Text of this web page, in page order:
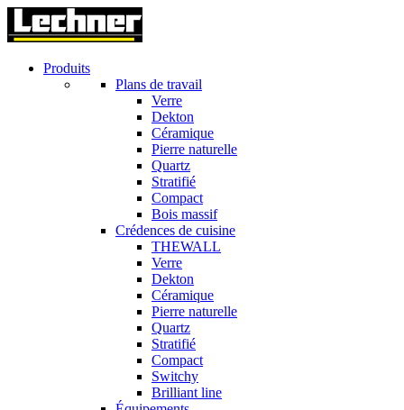
Produits
Plans de travail
Verre
Dekton
Céramique
Pierre naturelle
Quartz
Stratifié
Compact
Bois massif
Crédences de cuisine
THEWALL
Verre
Dekton
Céramique
Pierre naturelle
Quartz
Stratifié
Compact
Switchy
Brilliant line